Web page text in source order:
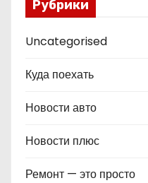
Рубрики
Uncategorised
Куда поехать
Новости авто
Новости плюс
Ремонт — это просто